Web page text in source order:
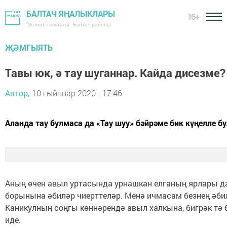
БАЛТАЧ ЯҢАЛЫКЛАРЫ
"Хезмәт" газетасы - Балтач районы
16+
ҖӘМГЫЯТЬ
Тавы юк, ә тау шуганнар. Кайда
Автор, 10 гыйнвар 2020 - 17:46
Аланда тау булмаса да «Тау шуу» бәйрәме бик күңелле
Аның өчен авыл уртасында урнашкан елганың ярлары
борынына әбиләр чиерттеләр. Менә ичмасам безнең
Каникулның соңгы көннәрендә авыл халкына, бигрәк
иде.